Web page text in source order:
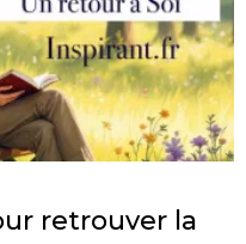
retrouver la